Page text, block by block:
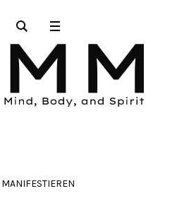
MANIFESTIEREN